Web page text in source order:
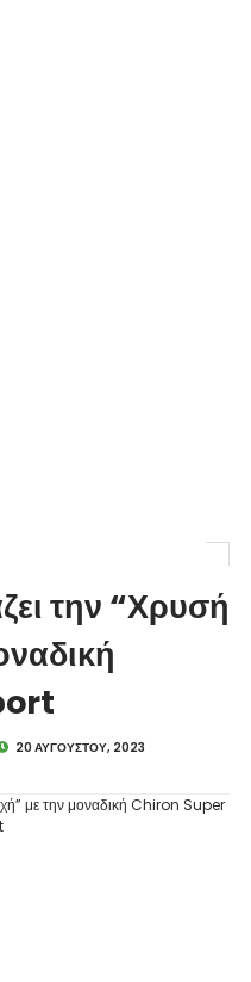
την “Χρυσή
20 ΑΥΓΟΎΣΤΟΥ, 2023